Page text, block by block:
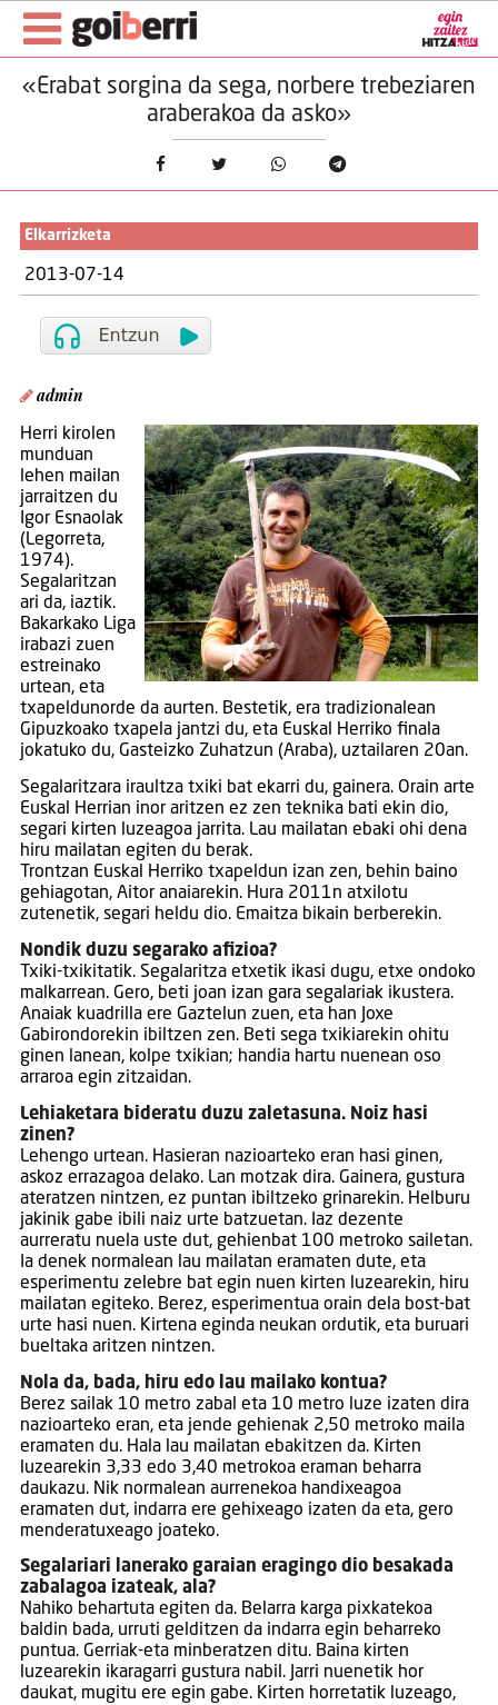
«Erabat sorgina da sega, norbere trebeziaren
araberakoa da asko»
Elkarrizketa
2013-07-14
admin
Herri kirolen
munduan
lehen mailan
jarraitzen du
Igor Esnaolak
(Legorreta,
1974).
Segalaritzan
ari da, iaztik.
Bakarkako Liga
irabazi zuen
estreinako
urtean, eta
txapeldunorde da aurten. Bestetik, era tradizionalean
Gipuzkoako txapela jantzi du, eta Euskal Herriko finala
jokatuko du, Gasteizko Zuhatzun (Araba), uztailaren 20an.
Segalaritzara iraultza txiki bat ekarri du, gainera. Orain arte
Euskal Herrian inor aritzen ez zen teknika bati ekin dio,
segari kirten luzeagoa jarrita. Lau mailatan ebaki ohi dena
hiru mailatan egiten du berak.
Trontzan Euskal Herriko txapeldun izan zen, behin baino
gehiagotan, Aitor anaiarekin. Hura 2011n atxilotu
zutenetik, segari heldu dio. Emaitza bikain berberekin.
Nondik duzu segarako afizioa?
Txiki-txikitatik. Segalaritza etxetik ikasi dugu, etxe ondoko
malkarrean. Gero, beti joan izan gara segalariak ikustera.
Anaiak kuadrilla ere Gaztelun zuen, eta han Joxe
Gabirondorekin ibiltzen zen. Beti sega txikiarekin ohitu
ginen lanean, kolpe txikian; handia hartu nuenean oso
arraroa egin zitzaidan.
Lehiaketara bideratu duzu zaletasuna. Noiz hasi
zinen?
Lehengo urtean. Hasieran nazioarteko eran hasi ginen,
askoz errazagoa delako. Lan motzak dira. Gainera, gustura
ateratzen nintzen, ez puntan ibiltzeko grinarekin. Helburu
jakinik gabe ibili naiz urte batzuetan. Iaz dezente
aurreratu nuela uste dut, gehienbat 100 metroko sailetan.
Ia denek normalean lau mailatan eramaten dute, eta
esperimentu zelebre bat egin nuen kirten luzearekin, hiru
mailatan egiteko. Berez, esperimentua orain dela bost-bat
urte hasi nuen. Kirtena eginda neukan ordutik, eta buruari
bueltaka aritzen nintzen.
Nola da, bada, hiru edo lau mailako kontua?
Berez sailak 10 metro zabal eta 10 metro luze izaten dira
nazioarteko eran, eta jende gehienak 2,50 metroko maila
eramaten du. Hala lau mailatan ebakitzen da. Kirten
luzearekin 3,33 edo 3,40 metrokoa eraman beharra
daukazu. Nik normalean aurrenekoa handixeagoa
eramaten dut, indarra ere gehixeago izaten da eta, gero
menderatuxeago joateko.
Segalariari lanerako garaian eragingo dio besakada
zabalagoa izateak, ala?
Nahiko behartuta egiten da. Belarra karga pixkatekoa
baldin bada, urruti gelditzen da indarra egin beharreko
puntua. Gerriak-eta minberatzen ditu. Baina kirten
luzearekin ikaragarri gustura nabil. Jarri nuenetik hor
daukat, mugitu ere egin gabe. Kirten horretatik luzeago,